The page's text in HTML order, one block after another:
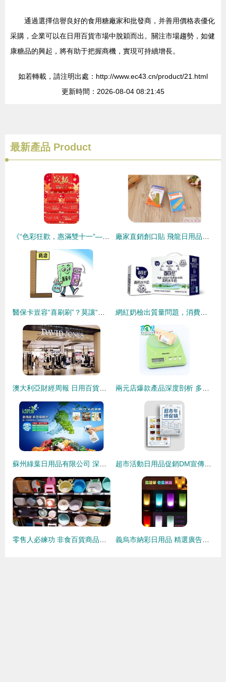
通過選擇信譽良好的食用糖廠家和批發商，并善用價格表優化
采購，企業可以在日用百貨市場中脫穎而出。關注市場趨勢，如健
康糖品的興起，將有助于把握商機，實現可持續增長。
如若轉載，請注明出處：http://www.ec43.cn/product/21.html
更新時間：2026-08-04 08:21:45
最新產品 Product